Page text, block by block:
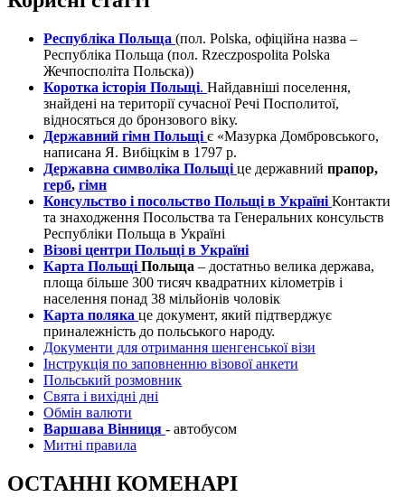
Республіка Польща (пол. Polska, офіційна назва –
Республіка Польща (пол. Rzeczpospolita Polska
Жечпосполіта Польска))
Коротка історія Польщі. Найдавніші поселення,
знайдені на території сучасної Речі Посполитої,
відносяться до бронзового віку.
Державний гімн Польщі є «Мазурка Домбровського,
написана Я. Вибіцкім в 1797 р.
Державна символіка Польщі це державний прапор,
герб, гімн
Консульство і посольство Польщі в Україні Контакти
та знаходження Посольства та Генеральних консульств
Республіки Польща в Україні
Візові центри Польщі в Україні
Карта Польщі Польща – достатньо велика держава,
площа більше 300 тисяч квадратних кілометрів і
населення понад 38 мільйонів чоловік
Карта поляка це документ, який підтверджує
приналежність до польського народу.
Документи для отримання шенгенської візи
Інструкція по заповненню візової анкети
Польський розмовник
Свята і вихідні дні
Обмін валюти
Варшава Вінниця - автобусом
Митні правила
ОСТАННІ КОМЕНАРІ